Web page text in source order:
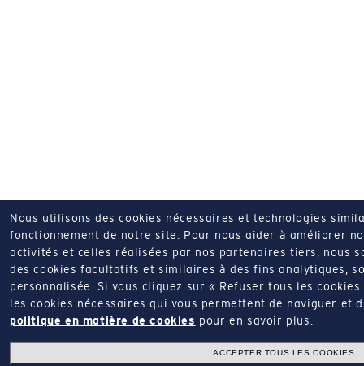
Nous utilisons des cookies nécessaires et technologies
fonctionnement de notre site. Pour nous aider à améliorer
activités et celles réalisées par nos partenaires tiers, nous
des cookies facultatifs et similaires à des fins analytiques,
personnalisée.
Si vous cliquez sur « Refuser tous les
les cookies nécessaires qui vous permettent de naviguer et
politique en matière de cookies pour en savoir plus.
ACCEPTER TOUS LES COOKIES